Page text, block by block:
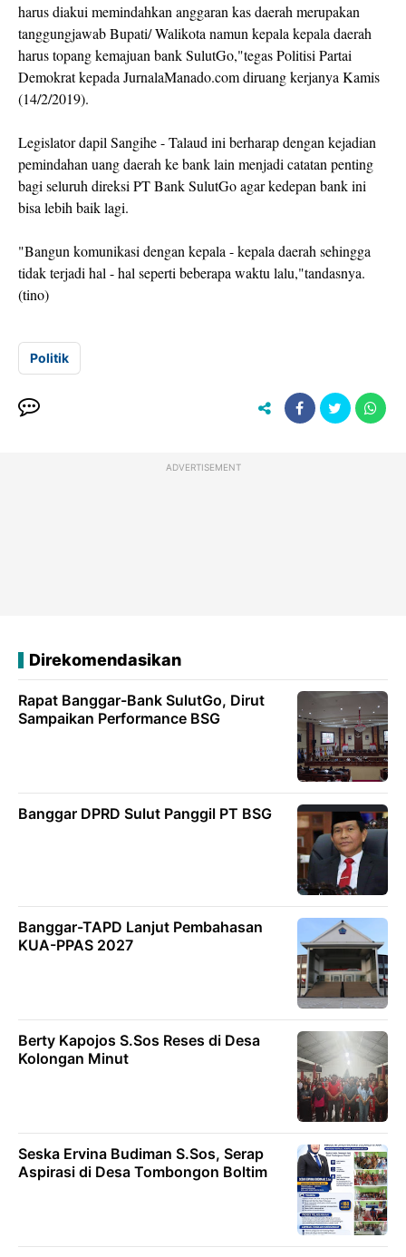
harus diakui memindahkan anggaran kas daerah merupakan
tanggungjawab Bupati/ Walikota namun kepala kepala daerah
harus topang kemajuan bank SulutGo,"tegas Politisi Partai
Demokrat kepada JurnalaManado.com diruang kerjanya Kamis
(14/2/2019).
Legislator dapil Sangihe - Talaud ini berharap dengan kejadian
pemindahan uang daerah ke bank lain menjadi catatan penting
bagi seluruh direksi PT Bank SulutGo agar kedepan bank ini
bisa lebih baik lagi.
"Bangun komunikasi dengan kepala - kepala daerah sehingga
tidak terjadi hal - hal seperti beberapa waktu lalu,"tandasnya.
(tino)
Politik
ADVERTISEMENT
Direkomendasikan
Rapat Banggar-Bank SulutGo, Dirut
Sampaikan Performance BSG
Banggar DPRD Sulut Panggil PT BSG
Banggar-TAPD Lanjut Pembahasan
KUA-PPAS 2027
Berty Kapojos S.Sos Reses di Desa
Kolongan Minut
Seska Ervina Budiman S.Sos, Serap
Aspirasi di Desa Tombongon Boltim